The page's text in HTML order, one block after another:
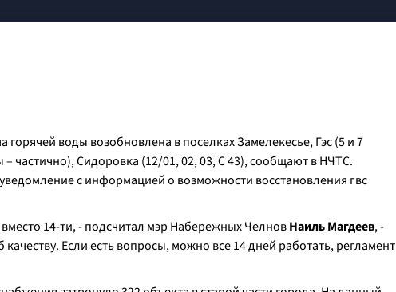
воды возобновлена в поселках Замелекесье, Гэс (5 и 7
частично), Сидоровка (12/01, 02, 03, С 43), сообщают в НЧТС.
с информацией о возможности восстановления гвс
14-ти, - подсчитал мэр Набережных ЧелновНаиль Магдеев, -
Если есть вопросы, можно все 14 дней работать, регламент